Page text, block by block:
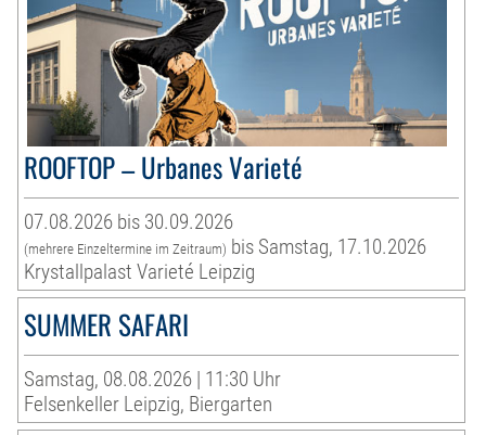
ROOFTOP – Urbanes Varieté
07.08.2026 bis 30.09.2026
(mehrere Einzeltermine im Zeitraum) bis Samstag, 17.10.2026
Krystallpalast Varieté Leipzig
SUMMER SAFARI
Samstag, 08.08.2026 | 11:30 Uhr
Felsenkeller Leipzig, Biergarten